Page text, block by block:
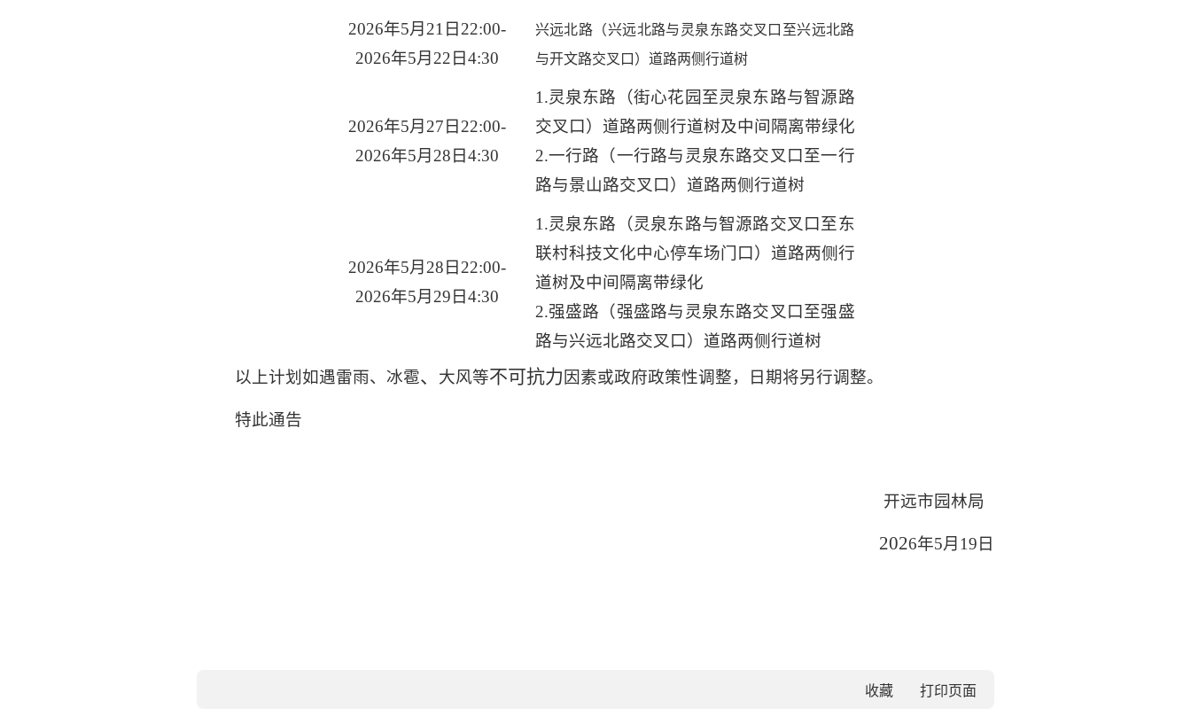
2026年5月 21 日 22:00-
2026年5月 22 日 4:30
兴远北路（兴远北路与灵泉东路交叉口至兴远北路
与开文路交叉口）道路两侧行道树
2026年5月 27 日 22:00-
2026年5月 28 日 4:30
1.灵泉东路（街心花园至灵泉东路与智源路
交叉口）道路两侧行道树及中间隔离带绿化
2.一行路（一行路与灵泉东路交叉口至一行
路与景山路交叉口）道路两侧行道树
2026年5月 28 日 22:00-
2026年5月 29 日 4:30
1.灵泉东路（灵泉东路与智源路交叉口至东
联村科技文化中心停车场门口）道路两侧行
道树及中间隔离带绿化
2.强盛路（强盛路与灵泉东路交叉口至强盛
路与兴远北路交叉口）道路两侧行道树
以上计划如遇雷雨、冰雹、 大风等不可抗力 因素或政府政策性调整，日期将另行调整。
特此通告
开远市园林局
2026年5月 19 日
收藏